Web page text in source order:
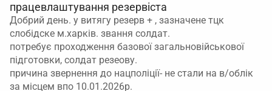
працевлаштування резервіста
Добрий день. у витягу резерв + , зазначене тцк
слобідске м.харків. звання солдат.
потребує проходження базової загальновійськової
підготовки, солдат резеову.
причина звернення до нацполіції- не стали на в/облік
за місцем впо 10.01.2026р.